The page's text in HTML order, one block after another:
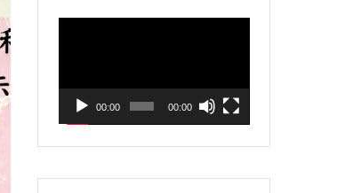
器
00:00 00:00